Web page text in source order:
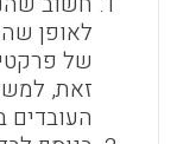
לאופן
של
זאת,
העובדים